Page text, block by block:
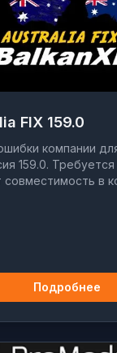
FIX 159.0
компании
159.0.
в
Подробнее